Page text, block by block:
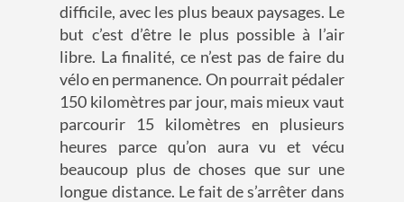
difficile, avec les plus beaux paysages. Le
but c’est d’être le plus possible à l’air
libre. La finalité, ce n’est pas de faire du
vélo en permanence. On pourrait pédaler
150 kilomètres par jour, mais mieux vaut
parcourir 15 kilomètres en plusieurs
heures parce qu’on aura vu et vécu
beaucoup plus de choses que sur une
longue distance. Le fait de s’arrêter dans